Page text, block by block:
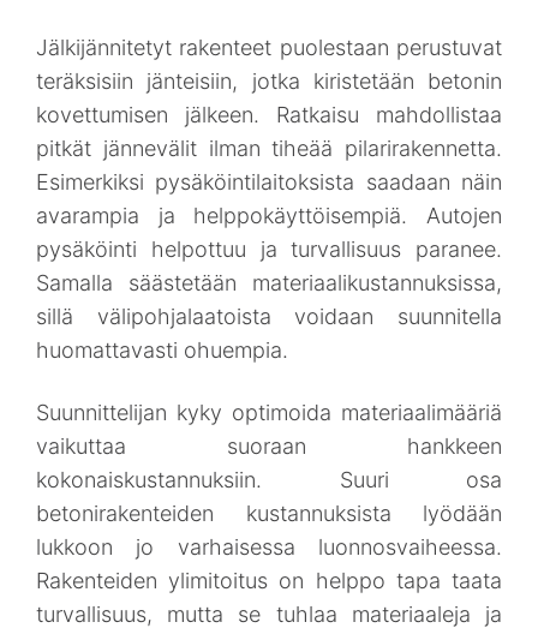
Jälkijännitetyt rakenteet puolestaan perustuvat
teräksisiin jänteisiin, jotka kiristetään betonin
kovettumisen jälkeen. Ratkaisu mahdollistaa
pitkät jännevälit ilman tiheää pilarirakennetta.
Esimerkiksi pysäköintilaitoksista saadaan näin
avarampia ja helppokäyttöisempiä. Autojen
pysäköinti helpottuu ja turvallisuus paranee.
Samalla säästetään materiaalikustannuksissa,
sillä välipohjalaatoista voidaan suunnitella
huomattavasti ohuempia.
Suunnittelijan kyky optimoida materiaalimääriä
vaikuttaa suoraan hankkeen
kokonaiskustannuksiin. Suuri osa
betonirakenteiden kustannuksista lyödään
lukkoon jo varhaisessa luonnosvaiheessa.
Rakenteiden ylimitoitus on helppo tapa taata
turvallisuus, mutta se tuhlaa materiaaleja ja